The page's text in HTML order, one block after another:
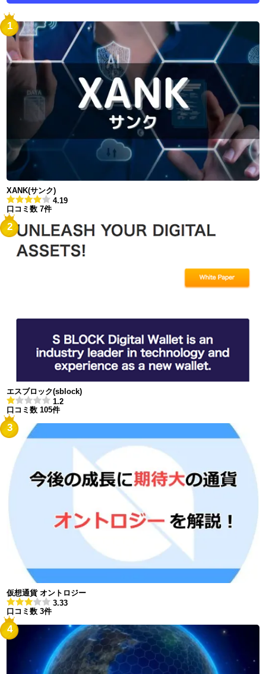
1
XANK(サンク)
4.19
口コミ数 7件
2
エスブロック(sblock)
1.2
口コミ数 105件
3
仮想通貨 オントロジー
3.33
口コミ数 3件
4